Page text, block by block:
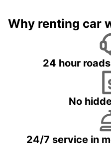
Why renting car
24 hour
No
24/7 service in